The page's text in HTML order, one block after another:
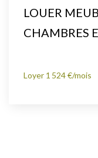
LOUER
CHAMBRES
Loyer 1 524 €/mois